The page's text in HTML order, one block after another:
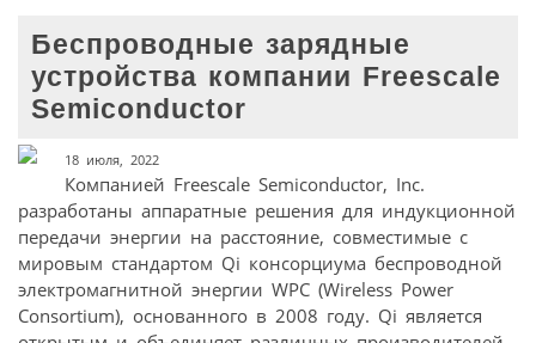
Беспроводные зарядные
устройства компании Freescale
Semiconductor
18 июля, 2022
Компанией Freescale Semiconductor, Inc.
разработаны аппаратные решения для индукционной
передачи энергии на расстояние, совместимые с
мировым стандартом Qi консорциума беспроводной
электромагнитной энергии WPC (Wireless Power
Consortium), основанного в 2008 году. Qi является